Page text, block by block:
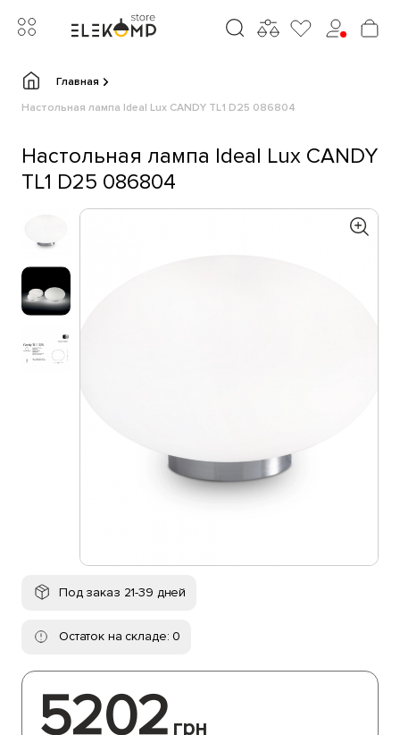
Главная
Настольная лампа Ideal Lux CANDY TL1 D25 086804
Настольная лампа Ideal Lux CANDY
TL1 D25 086804
Под заказ 21-39 дней
Остаток на складе: 0
5202 грн